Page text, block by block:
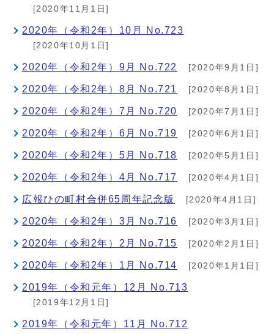
[2020年11月1日]
2020年（令和2年）10月 No.723
[2020年10月1日]
2020年（令和2年）9月 No.722 [2020年9月1日]
2020年（令和2年）8月 No.721 [2020年8月1日]
2020年（令和2年）7月 No.720 [2020年7月1日]
2020年（令和2年）6月 No.719 [2020年6月1日]
2020年（令和2年）5月 No.718 [2020年5月1日]
2020年（令和2年）4月 No.717 [2020年4月1日]
広報ひの町村合併65周年記念版 [2020年4月1日]
2020年（令和2年）3月 No.716 [2020年3月1日]
2020年（令和2年）2月 No.715 [2020年2月1日]
2020年（令和2年）1月 No.714 [2020年1月1日]
2019年（令和元年）12月 No.713
[2019年12月1日]
2019年（令和元年）11月 No.712